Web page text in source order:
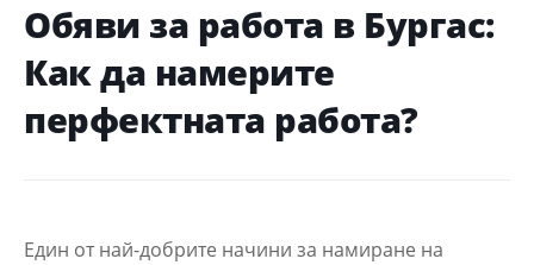
Обяви за работа в Бургас:
Как да намерите
перфектната работа?
Един от най-добрите начини за намиране на